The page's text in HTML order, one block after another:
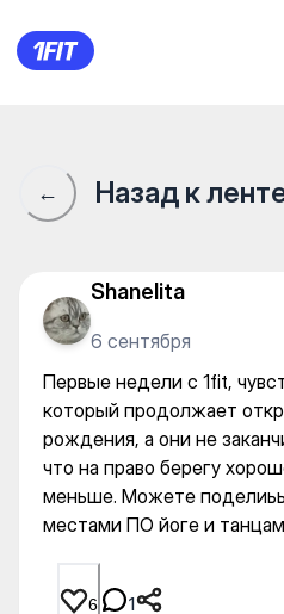
Первые
← Назад к
Shanelita
6 сентября
Первые недели с 1fit,
который продолжает
рождения, а они не
что на право берегу
меньше. Можете
местами ПО йоге и
6 1